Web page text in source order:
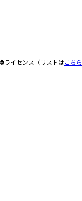
ライセンス（リストはこちら